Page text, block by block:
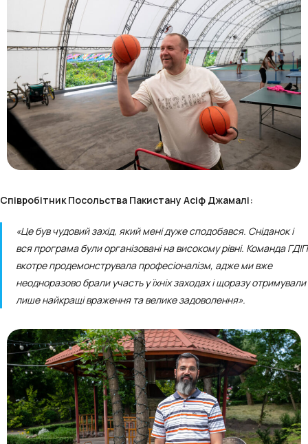
Співробітник Посольства Пакистану Асіф Джамалі:
«Це був чудовий захід, який мені дуже сподобався. Сніданок і
вся програма були організовані на високому рівні. Команда ГДІП
вкотре продемонструвала професіоналізм, адже ми вже
неодноразово брали участь у їхніх заходах і щоразу отримували
лише найкращі враження та велике задоволення».